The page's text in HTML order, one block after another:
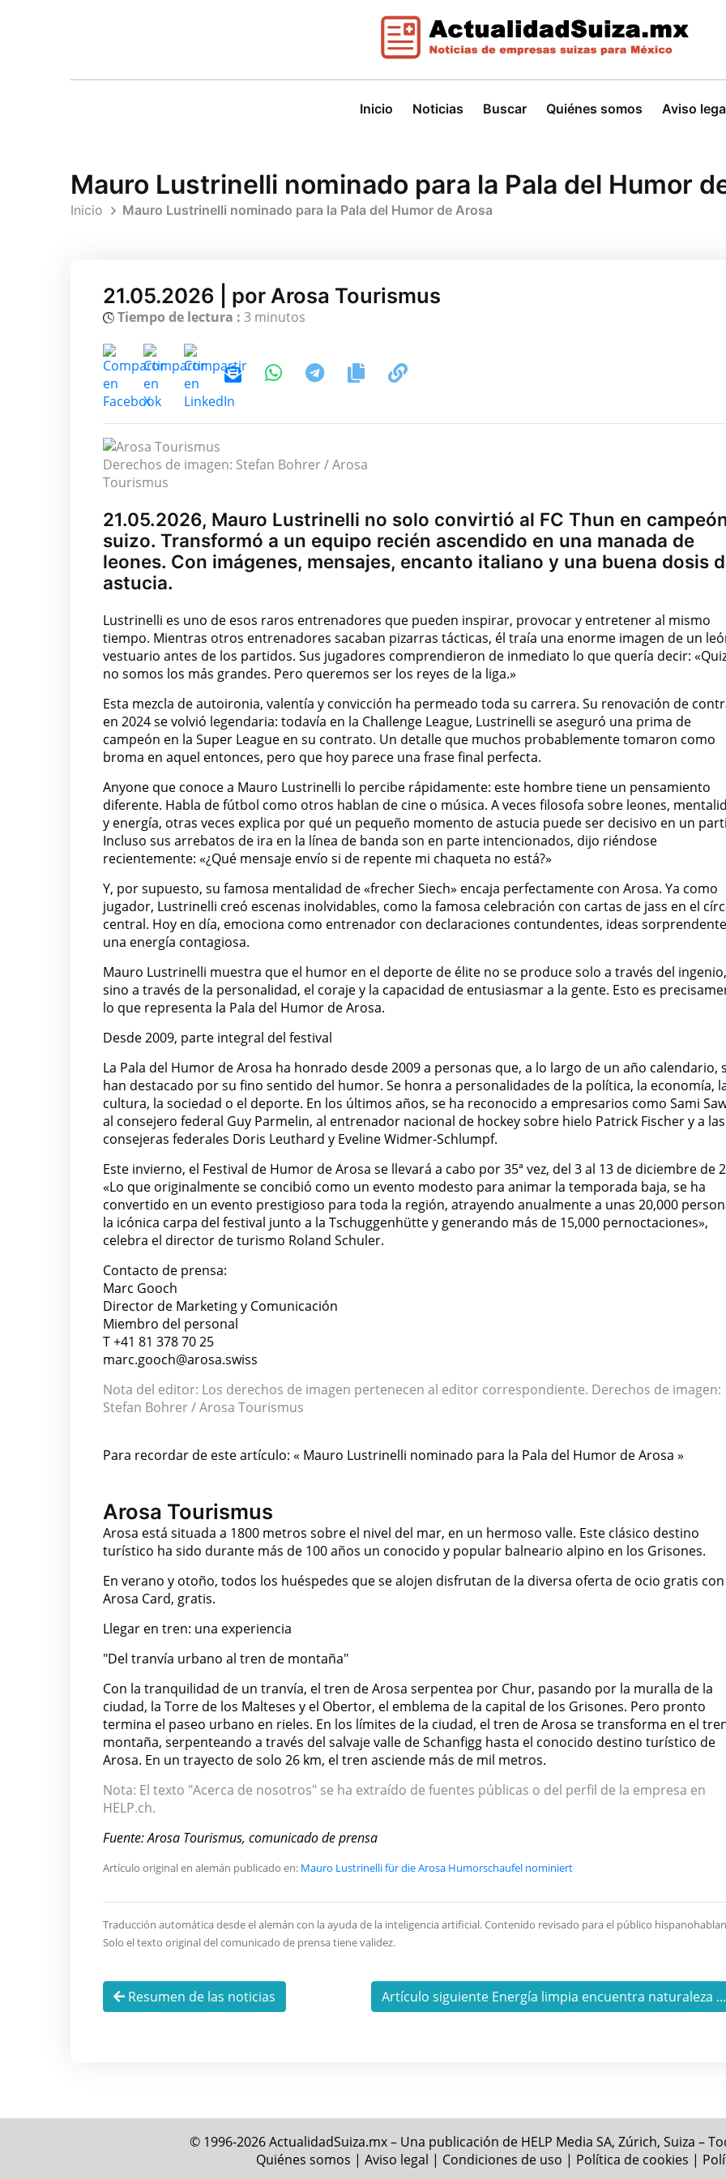
Inicio Noticias Buscar Quiénes somos Aviso
Mauro Lustrinelli nominado para la Pala del Humor
Inicio Mauro Lustrinelli nominado para la Pala del Humor de Arosa
21.05.2026 | por Arosa Tourismus
Tiempo de lectura : 3 minutos
Derechos de imagen: Stefan Bohrer / Arosa
Tourismus
21.05.2026, Mauro Lustrinelli no solo convirtió al FC Thun en
suizo. Transformó a un equipo recién ascendido en una manada de
leones. Con imágenes, mensajes, encanto italiano y una buena dosis
astucia.
Lustrinelli es uno de esos raros entrenadores que pueden inspirar, provocar y entretener al mismo
tiempo. Mientras otros entrenadores sacaban pizarras tácticas, él traía una enorme imagen de un
vestuario antes de los partidos. Sus jugadores comprendieron de inmediato lo que quería decir:
no somos los más grandes. Pero queremos ser los reyes de la liga.»
Esta mezcla de autoironia, valentía y convicción ha permeado toda su carrera. Su renovación de
en 2024 se volvió legendaria: todavía en la Challenge League, Lustrinelli se aseguró una prima de
campeón en la Super League en su contrato. Un detalle que muchos probablemente tomaron como
broma en aquel entonces, pero que hoy parece una frase final perfecta.
Anyone que conoce a Mauro Lustrinelli lo percibe rápidamente: este hombre tiene un pensamiento
diferente. Habla de fútbol como otros hablan de cine o música. A veces filosofa sobre leones,
y energía, otras veces explica por qué un pequeño momento de astucia puede ser decisivo en un
Incluso sus arrebatos de ira en la línea de banda son en parte intencionados, dijo riéndose
recientemente: «¿Qué mensaje envío si de repente mi chaqueta no está?»
Y, por supuesto, su famosa mentalidad de «frecher Siech» encaja perfectamente con Arosa. Ya como
jugador, Lustrinelli creó escenas inolvidables, como la famosa celebración con cartas de jass en el
central. Hoy en día, emociona como entrenador con declaraciones contundentes, ideas
una energía contagiosa.
Mauro Lustrinelli muestra que el humor en el deporte de élite no se produce solo a través del ingenio,
sino a través de la personalidad, el coraje y la capacidad de entusiasmar a la gente. Esto es
lo que representa la Pala del Humor de Arosa.
Desde 2009, parte integral del festival
La Pala del Humor de Arosa ha honrado desde 2009 a personas que, a lo largo de un año calendario,
han destacado por su fino sentido del humor. Se honra a personalidades de la política, la economía,
cultura, la sociedad o el deporte. En los últimos años, se ha reconocido a empresarios como Sami
al consejero federal Guy Parmelin, al entrenador nacional de hockey sobre hielo Patrick Fischer y a
consejeras federales Doris Leuthard y Eveline Widmer-Schlumpf.
Este invierno, el Festival de Humor de Arosa se llevará a cabo por 35ª vez, del 3 al 13 de diciembre de
«Lo que originalmente se concibió como un evento modesto para animar la temporada baja, se ha
convertido en un evento prestigioso para toda la región, atrayendo anualmente a unas 20,000
la icónica carpa del festival junto a la Tschuggenhütte y generando más de 15,000 pernoctaciones»,
celebra el director de turismo Roland Schuler.
Contacto de prensa:
Marc Gooch
Director de Marketing y Comunicación
Miembro del personal
T +41 81 378 70 25
marc.gooch@arosa.swiss
Nota del editor: Los derechos de imagen pertenecen al editor correspondiente. Derechos de imagen:
Stefan Bohrer / Arosa Tourismus
Para recordar de este artículo: « Mauro Lustrinelli nominado para la Pala del Humor de Arosa »
Arosa Tourismus
Arosa está situada a 1800 metros sobre el nivel del mar, en un hermoso valle. Este clásico destino
turístico ha sido durante más de 100 años un conocido y popular balneario alpino en los Grisones.
En verano y otoño, todos los huéspedes que se alojen disfrutan de la diversa oferta de ocio gratis con
Arosa Card, gratis.
Llegar en tren: una experiencia
"Del tranvía urbano al tren de montaña"
Con la tranquilidad de un tranvía, el tren de Arosa serpentea por Chur, pasando por la muralla de la
ciudad, la Torre de los Malteses y el Obertor, el emblema de la capital de los Grisones. Pero pronto
termina el paseo urbano en rieles. En los límites de la ciudad, el tren de Arosa se transforma en el
montaña, serpenteando a través del salvaje valle de Schanfigg hasta el conocido destino turístico de
Arosa. En un trayecto de solo 26 km, el tren asciende más de mil metros.
Nota: El texto "Acerca de nosotros" se ha extraído de fuentes públicas o del perfil de la empresa en
HELP.ch.
Fuente: Arosa Tourismus, comunicado de prensa
Artículo original en alemán publicado en: Mauro Lustrinelli für die Arosa Humorschaufel nominiert
Traducción automática desde el alemán con la ayuda de la inteligencia artificial. Contenido revisado para el público
Solo el texto original del comunicado de prensa tiene validez.
Resumen de las noticias Artículo siguiente Energía limpia encuentra naturaleza ...
© 1996-2026 ActualidadSuiza.mx – Una publicación de HELP Media SA, Zúrich, Suiza –
Quiénes somos | Aviso legal | Condiciones de uso | Política de cookies |